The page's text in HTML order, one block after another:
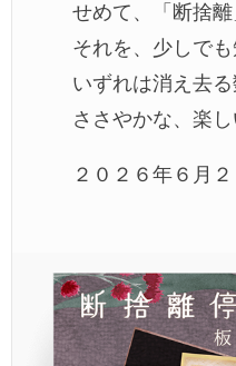
せめて、「断捨離
それを、少しで
いずれは消え去る
ささやかな、楽
２０２６年６月２